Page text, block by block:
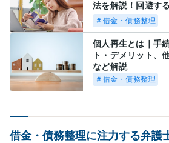
法を解説！回避す
＃借金・債務整理
個人再生とは｜手
ト・デメリット、
など解説
＃借金・債務整理
借金・債務整理に注力する弁護